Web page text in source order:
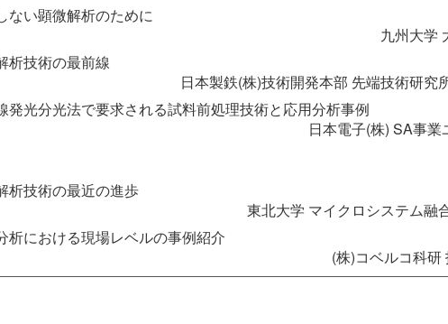
ない顕微解析のために
九州大学
析技術の最前線
日本製鉄(株)技術開発本部 先端技術研
発光分光法で要求される試料前処理技術と応用分析事例
日本電子(株) SA事
析技術の最近の進歩
東北大学 マイクロシステム
析における現場レベルの事例紹介
(株)コベルコ科